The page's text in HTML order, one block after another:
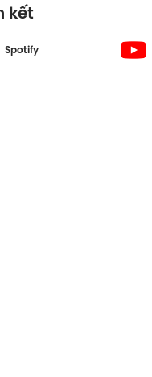
kết
Spotify